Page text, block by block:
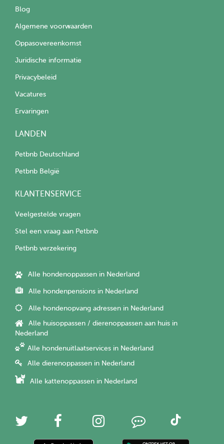
Blog
Algemene voorwaarden
Oppasovereenkomst
Juridische informatie
Privacybeleid
Vacatures
Ervaringen
LANDEN
Petbnb Deutschland
Petbnb België
KLANTENSERVICE
Veelgestelde vragen
Stel een vraag aan Petbnb
Petbnb verzekering
Alle hondenoppassen in Nederland
Alle hondenpensions in Nederland
Alle hondenopvang adressen in Nederland
Alle huisoppassen / dierenoppassen aan huis in
Nederland
Alle hondenuitlaatservices in Nederland
Alle dierenoppassen in Nederland
Alle kattenoppassen in Nederland